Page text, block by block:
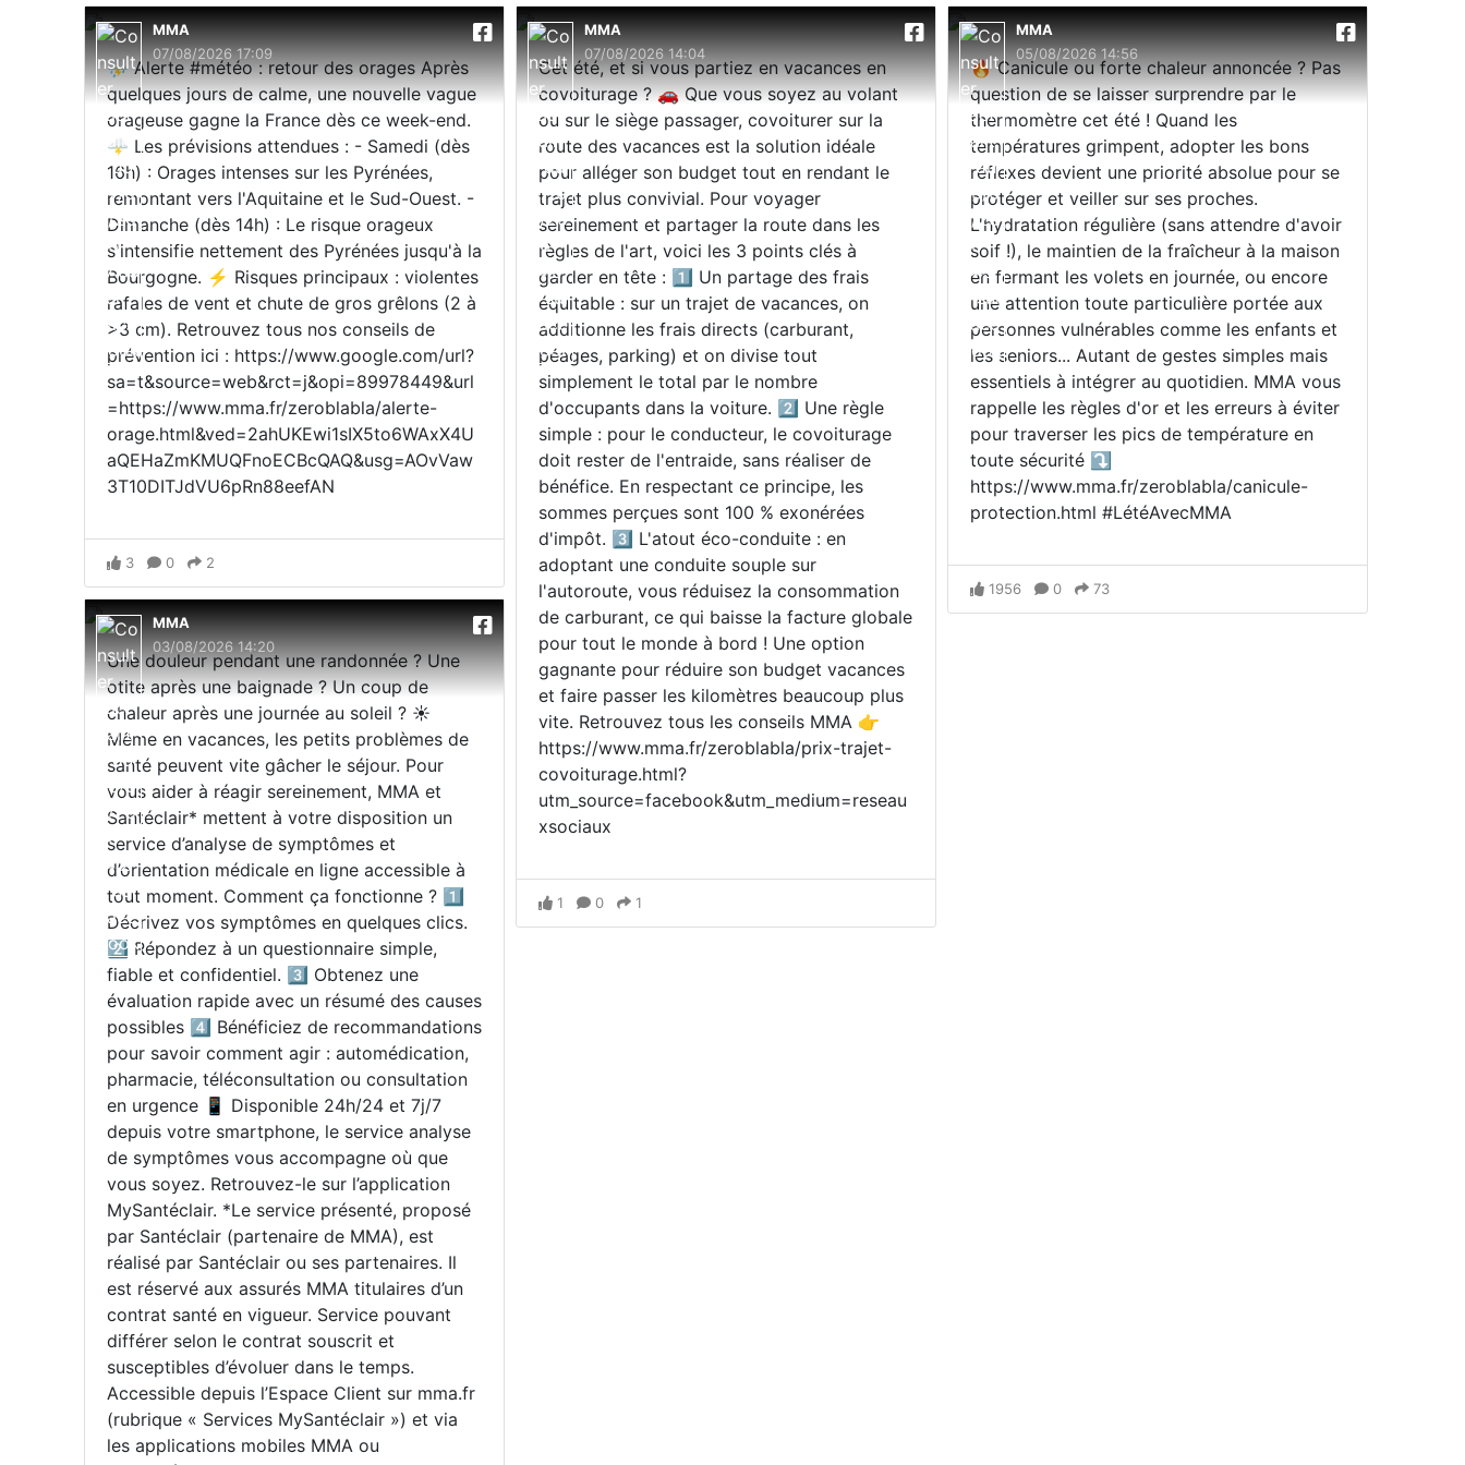
MMA
07/08/2026 17:09
⛈️ Alerte #météo : retour des orages Après
quelques jours de calme, une nouvelle vague
orageuse gagne la France dès ce week-end.
🌩️ Les prévisions attendues : - Samedi (dès
16h) : Orages intenses sur les Pyrénées,
remontant vers l'Aquitaine et le Sud-Ouest. -
Dimanche (dès 14h) : Le risque orageux
s'intensifie nettement des Pyrénées jusqu'à la
Bourgogne. ⚡ Risques principaux : violentes
rafales de vent et chute de gros grêlons (2 à
>3 cm). Retrouvez tous nos conseils de
prévention ici : https://www.google.com/url?
sa=t&source=web&rct=j&opi=89978449&url
=https://www.mma.fr/zeroblabla/alerte-
orage.html&ved=2ahUKEwi1sIX5to6WAxX4U
aQEHaZmKMUQFnoECBcQAQ&usg=AOvVaw
3T10DITJdVU6pRn88eefAN
3 0 2
MMA
07/08/2026 14:04
Cet été, et si vous partiez en vacances en
covoiturage ? 🚗 Que vous soyez au volant
ou sur le siège passager, covoiturer sur la
route des vacances est la solution idéale
pour alléger son budget tout en rendant le
trajet plus convivial. Pour voyager
sereinement et partager la route dans les
règles de l'art, voici les 3 points clés à
garder en tête : 1️⃣ Un partage des frais
équitable : sur un trajet de vacances, on
additionne les frais directs (carburant,
péages, parking) et on divise tout
simplement le total par le nombre
d'occupants dans la voiture. 2️⃣ Une règle
simple : pour le conducteur, le covoiturage
doit rester de l'entraide, sans réaliser de
bénéfice. En respectant ce principe, les
sommes perçues sont 100 % exonérées
d'impôt. 3️⃣ L'atout éco-conduite : en
adoptant une conduite souple sur
l'autoroute, vous réduisez la consommation
de carburant, ce qui baisse la facture globale
pour tout le monde à bord ! Une option
gagnante pour réduire son budget vacances
et faire passer les kilomètres beaucoup plus
vite. Retrouvez tous les conseils MMA 👉
https://www.mma.fr/zeroblabla/prix-trajet-
covoiturage.html?
utm_source=facebook&utm_medium=reseau
xsociaux
1 0 1
MMA
05/08/2026 14:56
🔥 Canicule ou forte chaleur annoncée ? Pas
question de se laisser surprendre par le
thermomètre cet été ! Quand les
températures grimpent, adopter les bons
réflexes devient une priorité absolue pour se
protéger et veiller sur ses proches.
L'hydratation régulière (sans attendre d'avoir
soif !), le maintien de la fraîcheur à la maison
en fermant les volets en journée, ou encore
une attention toute particulière portée aux
personnes vulnérables comme les enfants et
les seniors... Autant de gestes simples mais
essentiels à intégrer au quotidien. MMA vous
rappelle les règles d'or et les erreurs à éviter
pour traverser les pics de température en
toute sécurité ⤵️
https://www.mma.fr/zeroblabla/canicule-
protection.html #LétéAvecMMA
1956 0
73
MMA
03/08/2026 14:20
Une douleur pendant une randonnée ? Une
otite après une baignade ? Un coup de
chaleur après une journée au soleil ? ☀️
Même en vacances, les petits problèmes de
santé peuvent vite gâcher le séjour. Pour
vous aider à réagir sereinement, MMA et
Santéclair* mettent à votre disposition un
service d’analyse de symptômes et
d’orientation médicale en ligne accessible à
tout moment. Comment ça fonctionne ? 1️⃣
Décrivez vos symptômes en quelques clics.
2️⃣ Répondez à un questionnaire simple,
fiable et confidentiel. 3️⃣ Obtenez une
évaluation rapide avec un résumé des causes
possibles 4️⃣ Bénéficiez de recommandations
pour savoir comment agir : automédication,
pharmacie, téléconsultation ou consultation
en urgence 📱 Disponible 24h/24 et 7j/7
depuis votre smartphone, le service analyse
de symptômes vous accompagne où que
vous soyez. Retrouvez-le sur l’application
MySantéclair. *Le service présenté, proposé
par Santéclair (partenaire de MMA), est
réalisé par Santéclair ou ses partenaires. Il
est réservé aux assurés MMA titulaires d’un
contrat santé en vigueur. Service pouvant
différer selon le contrat souscrit et
susceptibles d’évoluer dans le temps.
Accessible depuis l’Espace Client sur mma.fr
(rubrique « Services MySantéclair ») et via
les applications mobiles MMA ou